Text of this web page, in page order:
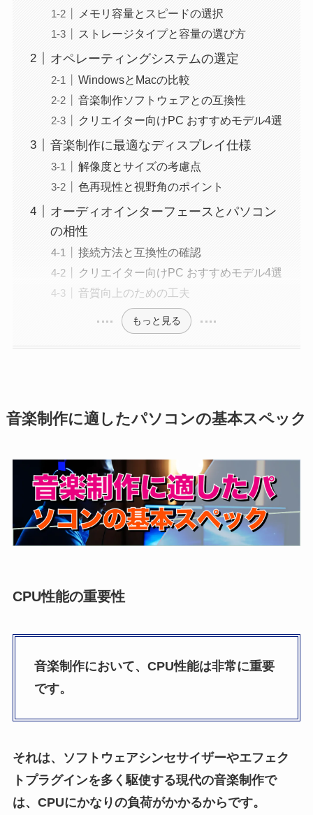
メモリ容量とスピードの選択
ストレージタイプと容量の選び方
オペレーティングシステムの選定
WindowsとMacの比較
音楽制作ソフトウェアとの互換性
クリエイター向けPC おすすめモデル4選
音楽制作に最適なディスプレイ仕様
解像度とサイズの考慮点
色再現性と視野角のポイント
オーディオインターフェースとパソコン
の相性
接続方法と互換性の確認
クリエイター向けPC おすすめモデル4選
音質向上のための工夫
もっと見る
音楽制作に適したパソコンの基本スペック
CPU性能の重要性
音楽制作において、CPU性能は非常に重要
です。
それは、ソフトウェアシンセサイザーやエフェク
トプラグインを多く駆使する現代の音楽制作で
は、CPUにかなりの負荷がかかるからです。